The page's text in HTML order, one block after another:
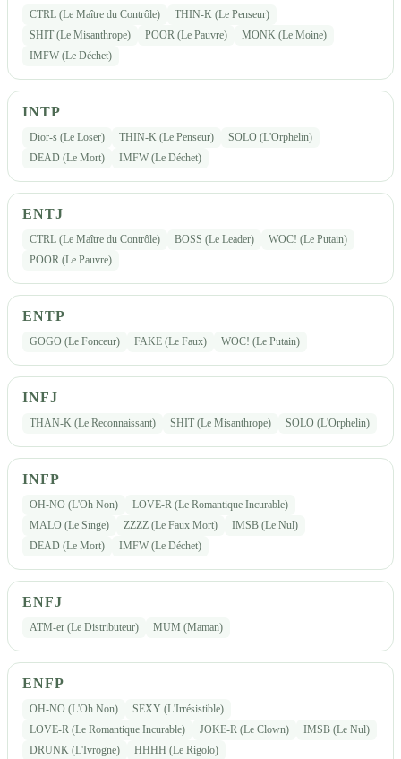
CTRL (Le Maître du Contrôle)
THIN-K (Le Penseur)
SHIT (Le Misanthrope)
POOR (Le Pauvre)
MONK (Le Moine)
IMFW (Le Déchet)
INTP
Dior-s (Le Loser) THIN-K (Le Penseur)
SOLO (L'Orphelin)
DEAD (Le Mort)
IMFW (Le Déchet)
ENTJ
CTRL (Le Maître du Contrôle) BOSS (Le Leader)
WOC! (Le Putain)
POOR (Le Pauvre)
ENTP
GOGO (Le Fonceur) FAKE (Le Faux) WOC! (Le Putain)
INFJ
THAN-K (Le Reconnaissant) SHIT (Le Misanthrope) SOLO (L'Orphelin)
INFP
OH-NO (L'Oh Non)
LOVE-R (Le Romantique Incurable)
MALO (Le Singe)
ZZZZ (Le Faux Mort)
IMSB (Le Nul)
DEAD (Le Mort)
IMFW (Le Déchet)
ENFJ
ATM-er (Le Distributeur) MUM (Maman)
ENFP
OH-NO (L'Oh Non)
SEXY (L'Irrésistible)
LOVE-R (Le Romantique Incurable)
JOKE-R (Le Clown)
IMSB (Le Nul)
DRUNK (L'Ivrogne)
HHHH (Le Rigolo)